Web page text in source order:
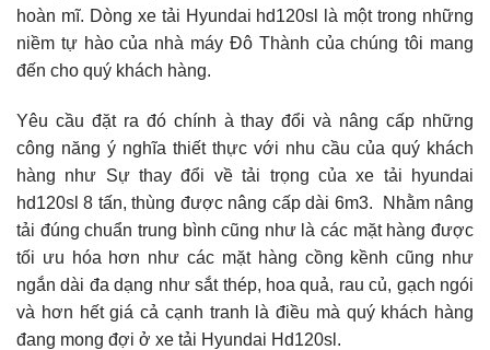
hoàn mĩ. Dòng xe tải Hyundai hd120sl là một trong những
niềm tự hào của nhà máy Đô Thành của chúng tôi mang
đến cho quý khách hàng.
Yêu cầu đặt ra đó chính à thay đổi và nâng cấp những
công năng ý nghĩa thiết thực với nhu cầu của quý khách
hàng như Sự thay đổi về tải trọng củaxe tải hyundai
hd120sl 8 tấn, thùng được nâng cấp dài 6m3. Nhằm nâng
tải đúng chuẩn trung bình cũng như là các mặt hàng được
tối ưu hóa hơn như các mặt hàng cồng kềnh cũng như
ngắn dài đa dạng như sắt thép, hoa quả, rau củ, gạch ngói
và hơn hết giá cả cạnh tranh là điều mà quý khách hàng
đang mong đợi ở xe tải Hyundai Hd120sl.